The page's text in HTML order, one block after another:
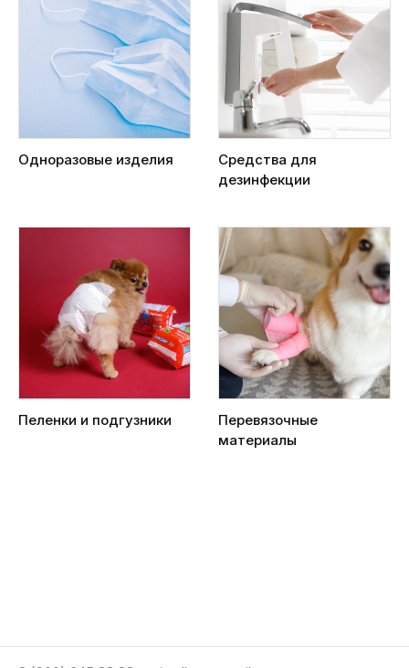
Одноразовые изделия
Средства для
дезинфекции
Пеленки и подгузники
Перевязочные
материалы